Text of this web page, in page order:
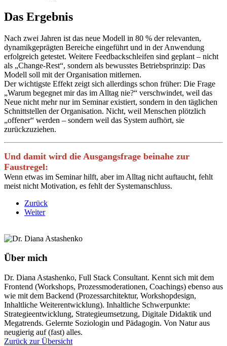
Das Ergebnis
Nach zwei Jahren ist das neue Modell in 80 % der relevanten,
dynamikgeprägten Bereiche eingeführt und in der Anwendung
erfolgreich getestet. Weitere Feedbackschleifen sind geplant – nicht
als „Change-Rest“, sondern als bewusstes Betriebsprinzip: Das
Modell soll mit der Organisation mitlernen.
Der wichtigste Effekt zeigt sich allerdings schon früher: Die Frage
„Warum begegnet mir das im Alltag nie?“ verschwindet, weil das
Neue nicht mehr nur im Seminar existiert, sondern in den täglichen
Schnittstellen der Organisation. Nicht, weil Menschen plötzlich
„offener“ werden – sondern weil das System aufhört, sie
zurückzuziehen.
Und damit wird die Ausgangsfrage beinahe zur
Faustregel:
Wenn etwas im Seminar hilft, aber im Alltag nicht auftaucht, fehlt
meist nicht Motivation, es fehlt der Systemanschluss.
Zurück
Weiter
Über mich
Dr. Diana Astashenko, Full Stack Consultant. Kennt sich mit dem
Frontend (Workshops, Prozessmoderationen, Coachings) ebenso aus
wie mit dem Backend (Prozessarchitektur, Workshopdesign,
Inhaltliche Weiterentwicklung). Inhaltliche Schwerpunkte:
Strategieentwicklung, Strategieumsetzung, Digitale Didaktik und
Megatrends. Gelernte Soziologin und Pädagogin. Von Natur aus
neugierig auf (fast) alles.
Zurück zur Übersicht